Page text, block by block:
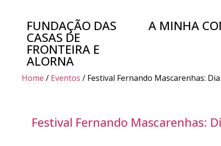
FUNDAÇÃO DAS
CASAS DE
FRONTEIRA E
ALORNA
A MINHA
Home / Eventos / Festival Fernando Mascarenhas:
Festival Fernando Mascarenhas: